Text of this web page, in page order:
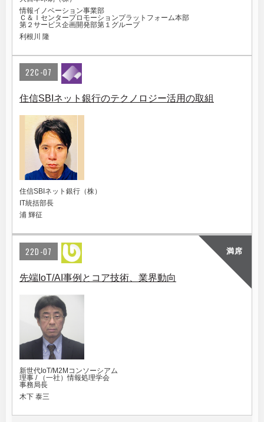
情報イノベーション事業部
Ｃ＆Ｉセンタープロモーションプラットフォーム本部
第２サービス企画開発部第１グループ
利根川 隆
22C-07
住信SBIネット銀行のテクノロジー活用の取組
住信SBIネット銀行（株）
IT統括部長
浦 輝征
満席
22D-07
先端IoT/AI事例とコア技術、業界動向
新世代IoT/M2Mコンソーシアム
理事 / （一社）情報処理学会
事務局長
木下 泰三